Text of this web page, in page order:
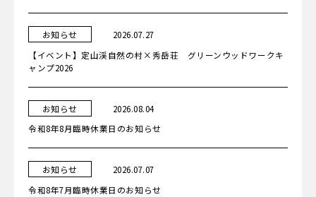
お知らせ
テ
ゴ
リ
2026.07.27日
【イベント】定山渓自然の村×秀岳荘 グリーンウッドワークキ
ャンプ2026
お知らせ
テ
ゴ
リ
2026.08.04日
令和8年8月臨時休業日のお知らせ
お知らせ
テ
ゴ
リ
2026.07.07日
令和8年7月臨時休業日のお知らせ